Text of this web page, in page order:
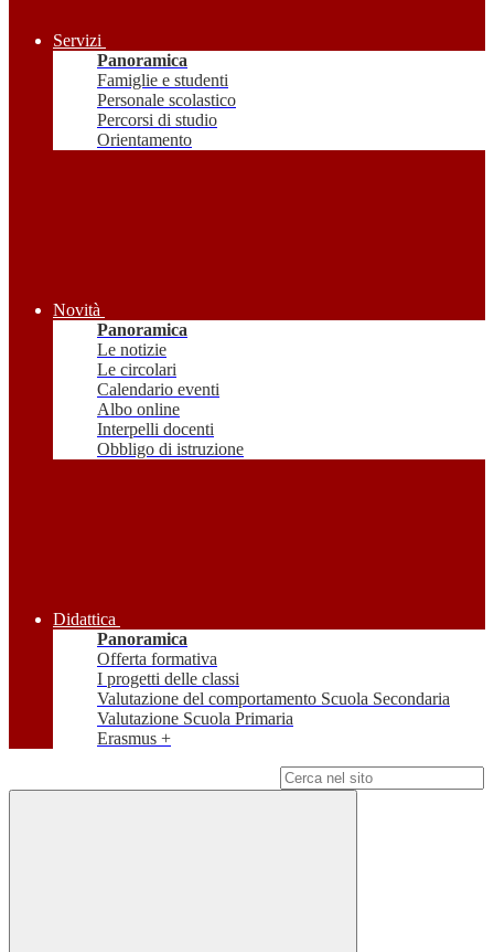
Servizi
Panoramica
Famiglie e studenti
Personale scolastico
Percorsi di studio
Orientamento
Novità
Panoramica
Le notizie
Le circolari
Calendario eventi
Albo online
Interpelli docenti
Obbligo di istruzione
Didattica
Panoramica
Offerta formativa
I progetti delle classi
Valutazione del comportamento Scuola Secondaria
Valutazione Scuola Primaria
Erasmus +